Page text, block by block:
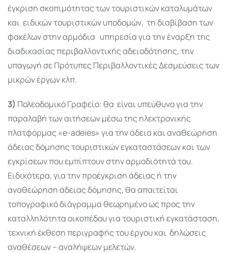
έγκριση σκοπιμότητας των τουριστικών καταλυμάτων
και ειδικών τουριστικών υποδομών, τη διαβίβαση των
φακέλων στην αρμόδια υπηρεσία για την έναρξη της
διαδικασίας περιβαλλοντικής αδειοδότησης, την
υπαγωγή σε Πρότυπες Περιβαλλοντικές Δεσμεύσεις των
μικρών έργων κλπ.
3) Πολεοδομικό Γραφείο: θα είναι υπεύθυνο για την
παραλαβή των αιτήσεων μέσω της ηλεκτρονικής
πλατφόρμας «e-adeies» για την άδεια και αναθεώρηση
άδειας δόμησης τουριστικών εγκαταστάσεων και των
εγκρίσεων που εμπίπτουν στην αρμοδιότητά του.
Ειδικότερα, για την προέγκριση άδειας ή την
αναθεώρηση άδειας δόμησης, θα απαιτείται
τοπογραφικό διάγραμμα θεωρημένο ως προς την
καταλληλότητα οικοπέδου για τουριστική εγκατάσταση,
τεχνική έκθεση περιγραφής του έργου και δηλώσεις
αναθέσεων – αναλήψεων μελετών.